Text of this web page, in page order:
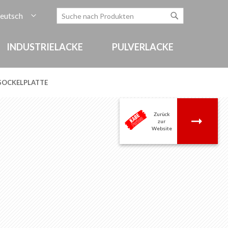
Search
Zurück
zur
Website
INDUSTRIELACKE PULVERLACKE